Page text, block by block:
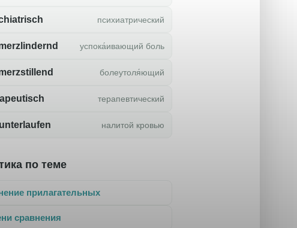
психиатрический
успока́ивающий боль
болеутоля́ющий
терапевтический
налитой кровью
по теме
прилагательных
сравнения